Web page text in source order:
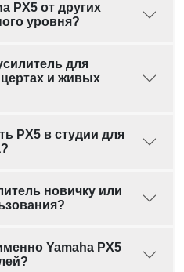
PX5 от других
уровня?
для
и живых
PX5 в студии для
новичку или
Yamaha PX5